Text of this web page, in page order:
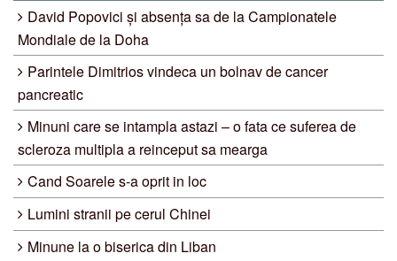
David Popovici și absența sa de la Campionatele
Mondiale de la Doha
Parintele Dimitrios vindeca un bolnav de cancer
pancreatic
Minuni care se intampla astazi – o fata ce suferea de
scleroza multipla a reinceput sa mearga
Cand Soarele s-a oprit in loc
Lumini stranii pe cerul Chinei
Minune la o biserica din Liban